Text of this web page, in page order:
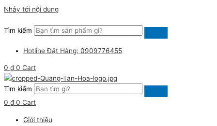
Nhảy tới nội dung
Tìm kiếm
Hotline Đặt Hàng: 0909776455
0 ₫ 0 Cart
Tìm kiếm
0 ₫ 0 Cart
Giới thiệu